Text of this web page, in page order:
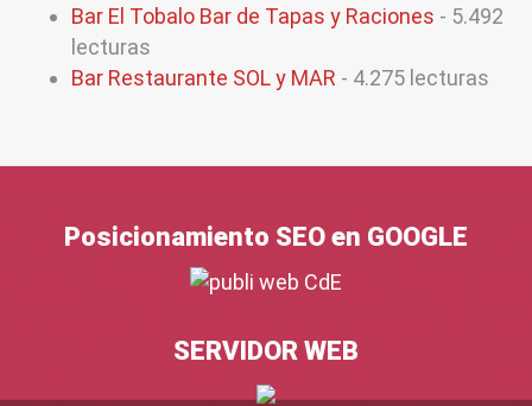
Bar El Tobalo Bar de Tapas y Raciones - 5.492
lecturas
Bar Restaurante SOL y MAR - 4.275 lecturas
Posicionamiento SEO en GOOGLE
SERVIDOR WEB